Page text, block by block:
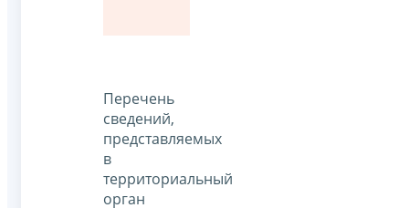
Перечень
сведений,
представляемых
в
территориальный
орган